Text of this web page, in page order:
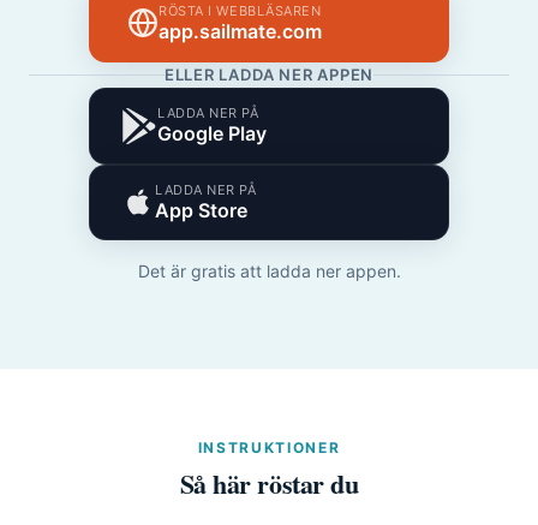
RÖSTA I WEBBLÄSAREN
app.sailmate.com
ELLER LADDA NER APPEN
LADDA NER PÅ
Google Play
LADDA NER PÅ
App Store
Det är gratis att ladda ner appen.
INSTRUKTIONER
Så här röstar du